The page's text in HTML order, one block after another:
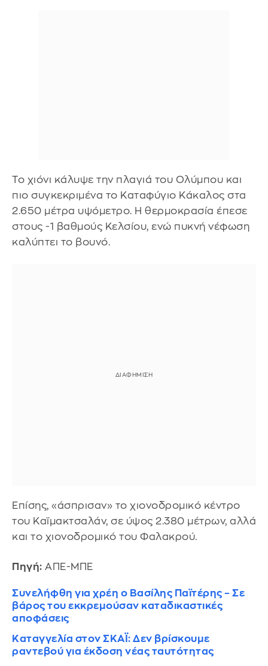
Το χιόνι κάλυψε την πλαγιά του Ολύμπου και
πιο συγκεκριμένα το Καταφύγιο Κάκαλος στα
2.650 μέτρα υψόμετρο. Η θερμοκρασία έπεσε
στους -1 βαθμούς Κελσίου, ενώ πυκνή νέφωση
καλύπτει το βουνό.
Επίσης, «άσπρισαν» το χιονοδρομικό κέντρο
του Καϊμακτσαλάν, σε ύψος 2.380 μέτρων, αλλά
και το χιονοδρομικό του Φαλακρού.
Πηγή: ΑΠΕ-ΜΠΕ
Συνελήφθη για χρέη ο Βασίλης Παϊτέρης – Σε
βάρος του εκκρεμούσαν καταδικαστικές
αποφάσεις
Καταγγελία στον ΣΚΑΪ: Δεν βρίσκουμε
ραντεβού για έκδοση νέας ταυτότητας